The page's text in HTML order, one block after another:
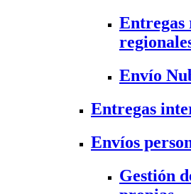
Entregas
Envío
Entregas
Envíos
Gestión